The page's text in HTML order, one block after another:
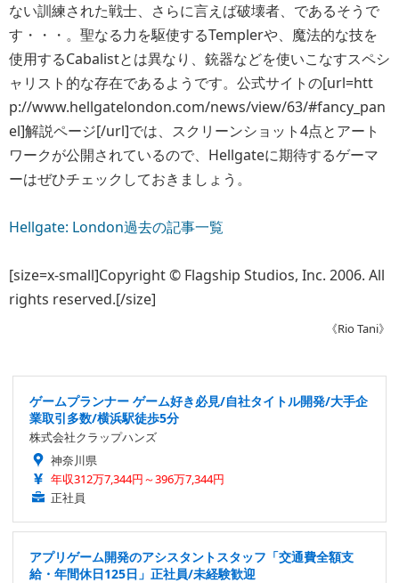
ない訓練された戦士、さらに言えば破壊者、であるそうで
す・・・。聖なる力を駆使するTemplerや、魔法的な技を
使用するCabalistとは異なり、銃器などを使いこなすスペシ
ャリスト的な存在であるようです。公式サイトの[url=htt
p://www.hellgatelondon.com/news/view/63/#fancy_pan
el]解説ページ[/url]では、スクリーンショット4点とアート
ワークが公開されているので、Hellgateに期待するゲーマ
ーはぜひチェックしておきましょう。
Hellgate: London過去の記事一覧
[size=x-small]Copyright © Flagship Studios, Inc. 2006. All
rights reserved.[/size]
《Rio Tani》
ゲームプランナー ゲーム好き必見/自社タイトル開発/大手企
業取引多数/横浜駅徒歩5分
株式会社クラップハンズ
神奈川県
年収312万7,344円～396万7,344円
正社員
アプリゲーム開発のアシスタントスタッフ「交通費全額支
給・年間休日125日」正社員/未経験歓迎